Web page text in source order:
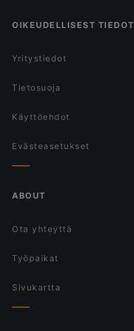
OIKEUDELLISEST TIEDOT
Yritystiedot
Tietosuoja
Käyttöehdot
Evästeasetukset
ABOUT
Ota yhteyttä
Työpaikat
Sivukartta